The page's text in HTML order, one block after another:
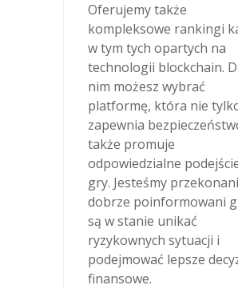
Oferujemy także
kompleksowe rankingi
w tym tych opartych na
technologii blockchain.
nim możesz wybrać
platformę, która nie
zapewnia
także promuje
odpowiedzialne
gry. Jesteśmy
dobrze poinformowani
są w stanie unikać
ryzykownych sytuacji i
podejmować lepsze
finansowe.